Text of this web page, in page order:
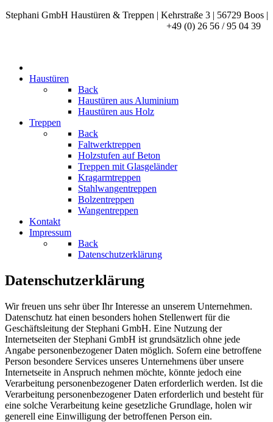
Stephani GmbH Haustüren & Treppen | Kehrstraße 3 | 56729 Boos |
+49 (0) 26 56 / 95 04 39
Haustüren
Back
Haustüren aus Aluminium
Haustüren aus Holz
Treppen
Back
Faltwerktreppen
Holzstufen auf Beton
Treppen mit Glasgeländer
Kragarmtreppen
Stahlwangentreppen
Bolzentreppen
Wangentreppen
Kontakt
Impressum
Back
Datenschutzerklärung
Datenschutzerklärung
Wir freuen uns sehr über Ihr Interesse an unserem Unternehmen.
Datenschutz hat einen besonders hohen Stellenwert für die
Geschäftsleitung der Stephani GmbH. Eine Nutzung der
Internetseiten der Stephani GmbH ist grundsätzlich ohne jede
Angabe personenbezogener Daten möglich. Sofern eine betroffene
Person besondere Services unseres Unternehmens über unsere
Internetseite in Anspruch nehmen möchte, könnte jedoch eine
Verarbeitung personenbezogener Daten erforderlich werden. Ist die
Verarbeitung personenbezogener Daten erforderlich und besteht für
eine solche Verarbeitung keine gesetzliche Grundlage, holen wir
generell eine Einwilligung der betroffenen Person ein.